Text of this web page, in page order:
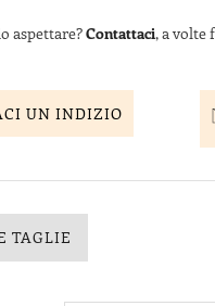
aspettare?Contattaci, a volte
UN INDIZIO
TAGLIE